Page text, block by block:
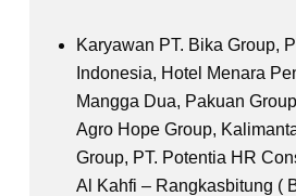
Karyawan PT. Bika Group,
Indonesia, Hotel Menara
Mangga Dua, Pakuan
Agro Hope Group,
Group, PT. Potentia HR
Al Kahfi – Rangkasbitung (